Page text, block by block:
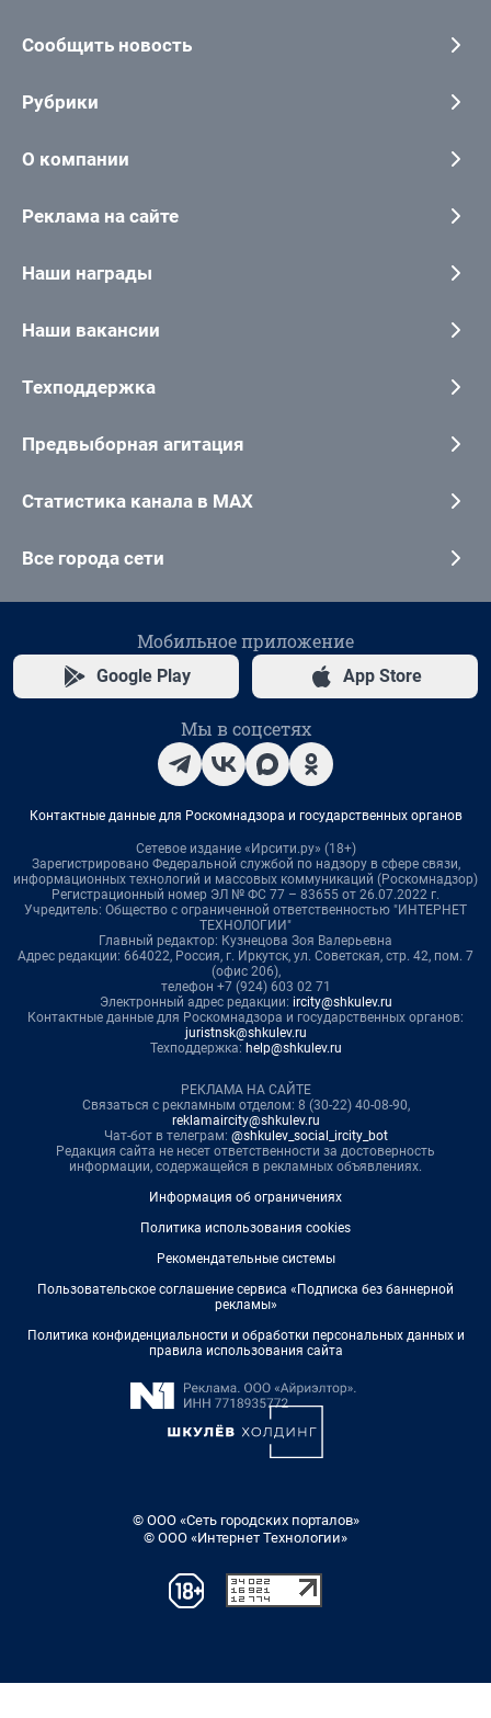
Сообщить новость
Рубрики
О компании
Реклама на сайте
Наши награды
Наши вакансии
Техподдержка
Предвыборная агитация
Статистика канала в MAX
Все города сети
Мобильное приложение
Google Play App Store
Мы в соцсетях
Контактные данные для Роскомнадзора и государственных органов
Сетевое издание «Ирсити.ру» (18+)
Зарегистрировано Федеральной службой по надзору в сфере связи,
информационных технологий и массовых коммуникаций (Роскомнадзор)
Регистрационный номер ЭЛ № ФС 77 – 83655 от 26.07.2022 г.
Учредитель: Общество с ограниченной ответственностью "ИНТЕРНЕТ
ТЕХНОЛОГИИ"
Главный редактор: Кузнецова Зоя Валерьевна
Адрес редакции: 664022, Россия, г. Иркутск, ул. Советская, стр. 42, пом. 7
(офис 206),
телефон +7 (924) 603 02 71
Электронный адрес редакции: ircity@shkulev.ru
Контактные данные для Роскомнадзора и государственных органов:
juristnsk@shkulev.ru
Техподдержка: help@shkulev.ru
РЕКЛАМА НА САЙТЕ
Связаться с рекламным отделом: 8 (30-22) 40-08-90,
reklamaircity@shkulev.ru
Чат-бот в телеграм: @shkulev_social_ircity_bot
Редакция сайта не несет ответственности за достоверность
информации, содержащейся в рекламных объявлениях.
Информация об ограничениях
Политика использования cookies
Рекомендательные системы
Пользовательское соглашение сервиса «Подписка без баннерной
рекламы»
Политика конфиденциальности и обработки персональных данных и
правила использования сайта
© ООО «Сеть городских порталов»
© ООО «Интернет Технологии»